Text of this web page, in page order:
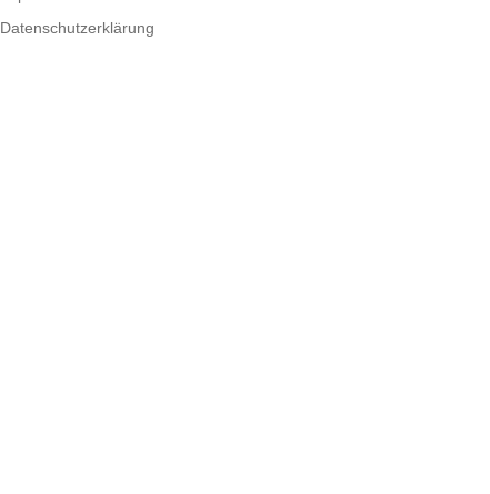
Datenschutzerklärung